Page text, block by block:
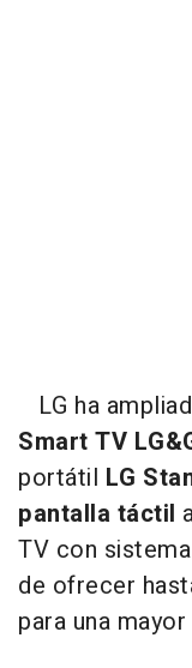
LG ha
Smart TV
portátil LG
pantalla táctil
TV con
de ofrecer
para una